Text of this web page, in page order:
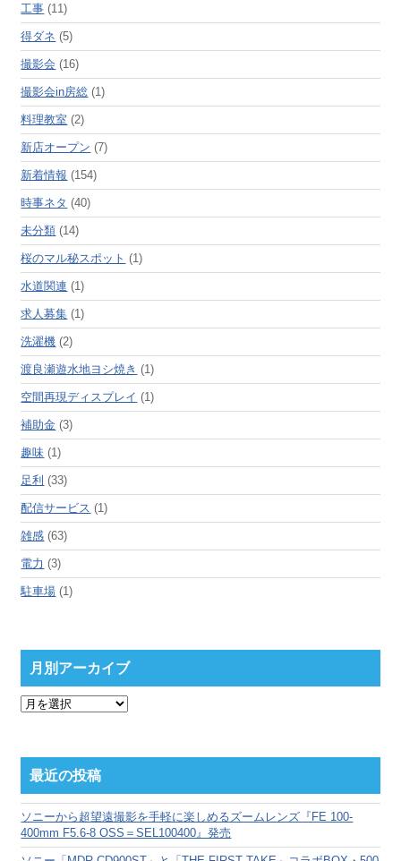
工事 (11)
得ダネ (5)
撮影会 (16)
撮影会in房総 (1)
料理教室 (2)
新店オープン (7)
新着情報 (154)
時事ネタ (40)
未分類 (14)
桜のマル秘スポット (1)
水道関連 (1)
求人募集 (1)
洗濯機 (2)
渡良瀬遊水地ヨシ焼き (1)
空間再現ディスプレイ (1)
補助金 (3)
趣味 (1)
足利 (33)
配信サービス (1)
雑感 (63)
電力 (3)
駐車場 (1)
月別アーカイブ
月
ー
カ
ブ
最近の投稿
ソニーから超望遠撮影を手軽に楽しめるズームレンズ『FE 100-
400mm F5.6-8 OSS＝SEL100400』発売